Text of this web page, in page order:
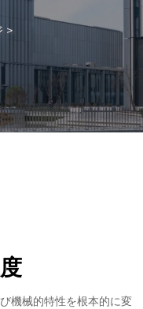
>
機械的特性を根本的に変